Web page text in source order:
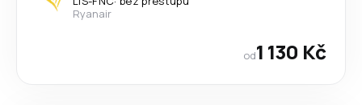
Ryanair
od1 130 Kč